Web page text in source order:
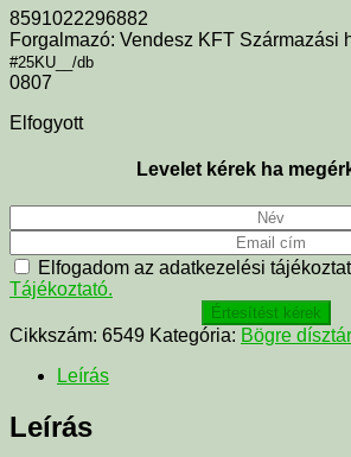
8591022296882
Forgalmazó: Vendesz KFT Származási
#25KU__/db
0807
Elfogyott
Levelet kérek ha
Elfogadom az adatkezelési
Tájékoztató.
Értesítést kérek
Cikkszám: 6549 Kategória: Bögre
Leírás
Leírás